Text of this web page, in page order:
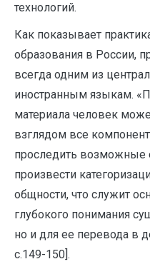
технологий.
Как показывает
образования в России,
всегда одним из
иностранным языкам.
материала человек
взглядом все
проследить возможные
произвести
общности, что служит
глубокого понимания
но и для ее перевода в
с.149-150].